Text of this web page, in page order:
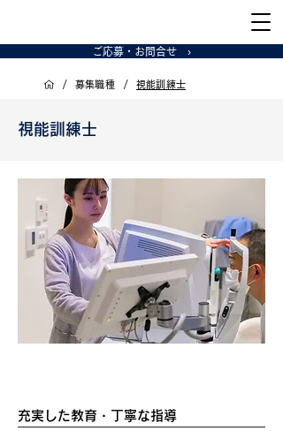
ご応募・お問合せ ›
/ 募集職種 / 視能訓練士
視能訓練士
充実した教育・丁寧な指導